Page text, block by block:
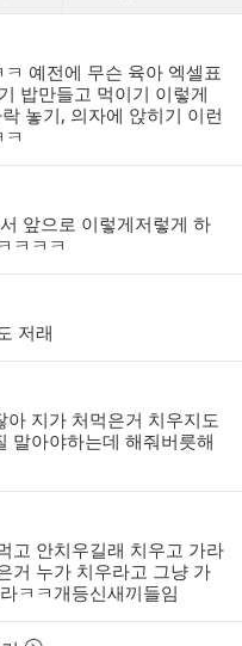
예전에 무슨 육아 엑셀표
밥만들고 먹이기 이렇게
놓기, 의자에 앉히기 이런
앞으로 이렇게저렇게 하
ㅋㅋㅋ
저래
지가 처먹은거 치우지도
말아야하는데 해줘버릇해
고 안치우길래 치우고 가라
거 누가 치우라고 그냥 가
ㅋㅋ개등신새끼들임